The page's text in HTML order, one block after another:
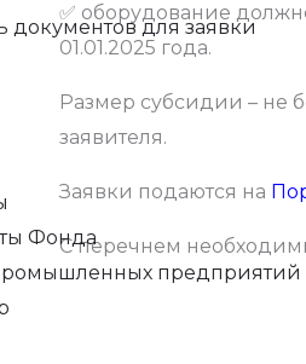
документов для заявки
Фонда
предприятий
✅ оборудование
01.01.2025 года.
Размер субсидии – не
заявителя.
Заявки подаются на
С перечнем